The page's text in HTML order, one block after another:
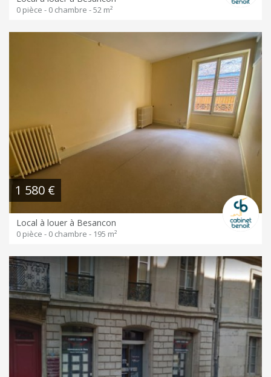
0 pièce - 0 chambre - 52 m²
1 580 €
Local à louer à Besancon
0 pièce - 0 chambre - 195 m²